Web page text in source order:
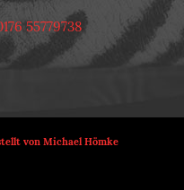
55779738
von Michael Hömke